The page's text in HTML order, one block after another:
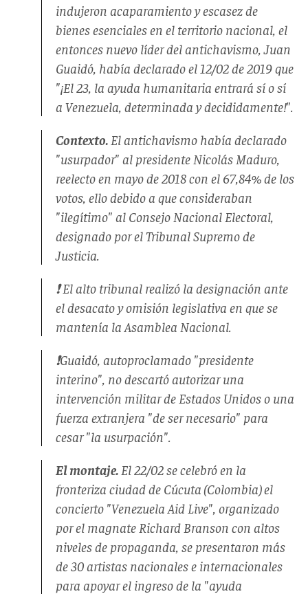
indujeron acaparamiento y escasez de
bienes esenciales en el territorio nacional, el
entonces nuevo líder del antichavismo, Juan
Guaidó, había declarado el 12/02 de 2019 que
"¡El 23, la ayuda humanitaria entrará sí o sí
a Venezuela, determinada y decididamente!".
Contexto. El antichavismo había declarado
"usurpador" al presidente Nicolás Maduro,
reelecto en mayo de 2018 con el 67,84% de los
votos, ello debido a que consideraban
"ilegítimo" al Consejo Nacional Electoral,
designado por el Tribunal Supremo de
Justicia.
❗️ El alto tribunal realizó la designación ante
el desacato y omisión legislativa en que se
mantenía la Asamblea Nacional.
❗️Guaidó, autoproclamado "presidente
interino", no descartó autorizar una
intervención militar de Estados Unidos o una
fuerza extranjera "de ser necesario" para
cesar "la usurpación".
El montaje. El 22/02 se celebró en la
fronteriza ciudad de Cúcuta (Colombia) el
concierto "Venezuela Aid Live", organizado
por el magnate Richard Branson con altos
niveles de propaganda, se presentaron más
de 30 artistas nacionales e internacionales
para apoyar el ingreso de la "ayuda